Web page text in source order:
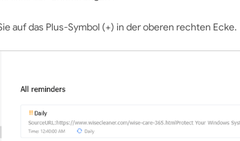
auf das Plus-Symbol (+) in der oberen rechten Ecke.